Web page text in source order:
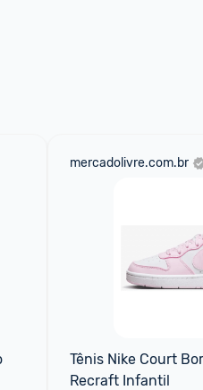
mercadolivre.com.br
Tênis Nike Court
Recraft Infantil